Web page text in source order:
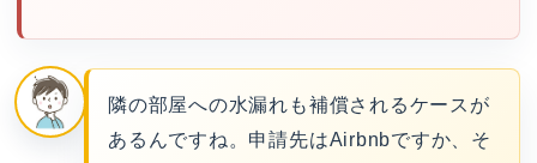
隣の部屋への水漏れも補償されるケースが
あるんですね。申請先はAirbnbですか、そ